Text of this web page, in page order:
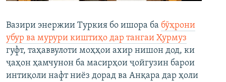
Вазири энержии Туркия бо ишора ба бӯҳрони
убур ва мурури киштиҳо дар тангаи Ҳурмуз
гуфт, таҳаввулоти моҳҳои ахир нишон дод, ки
ҷаҳон ҳамчунон ба масирҳои ҷойгузин барои
интиқоли нафт ниёз дорад ва Анқара дар ҳоли